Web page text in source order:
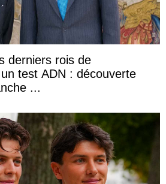
derniers rois de
test ADN : découverte
...